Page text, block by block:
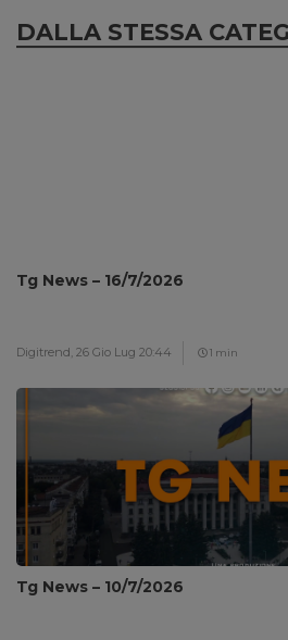
DALLA STESSA
Tg News – 16/7/2026
Digitrend, 26 Gio Lug 20:44 1 min
Tg News – 10/7/2026